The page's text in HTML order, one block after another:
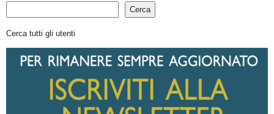
Cerca
Cerca tutti gli utenti